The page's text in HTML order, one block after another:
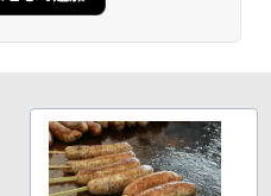
シー テント 【中が透けない】 1
み 防災グッズ 災害用トイレ ビ
ク ポップアップテント 携帯 簡
ント (オリーブ)